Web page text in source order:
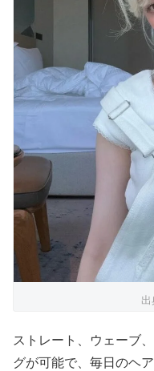
出
ストレート、ウェーブ
グが可能で、毎日のヘ